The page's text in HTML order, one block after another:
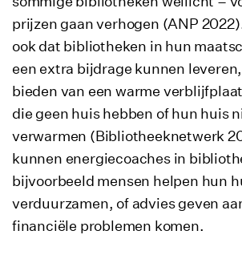
prijzen gaan verhogen (ANP
ook dat bibliotheken in hun
een extra bijdrage kunnen
bieden van een warme
die geen huis hebben of hun huis
verwarmen (Bibliotheeknetwerk
kunnen energiecoaches in
bijvoorbeeld mensen helpen hun
verduurzamen, of advies geven
financiële problemen komen.